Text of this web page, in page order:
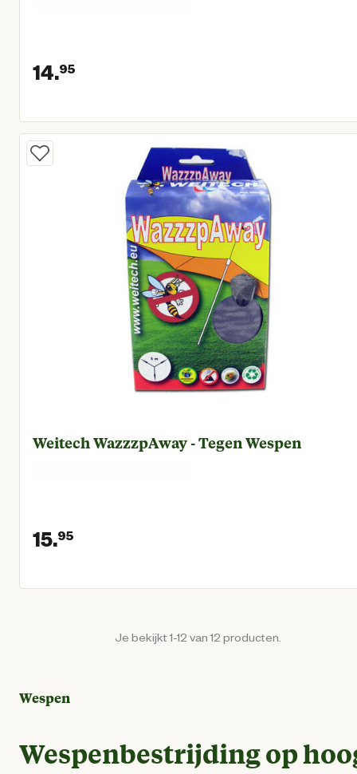
14.95
Huidige prijs € 14,95
Weitech WazzzpAway - Tegen Wespen
15.95
Huidige prijs € 15,95
Je bekijkt 1-12 van 12 producten.
Wespen
Wespenbestrijding op